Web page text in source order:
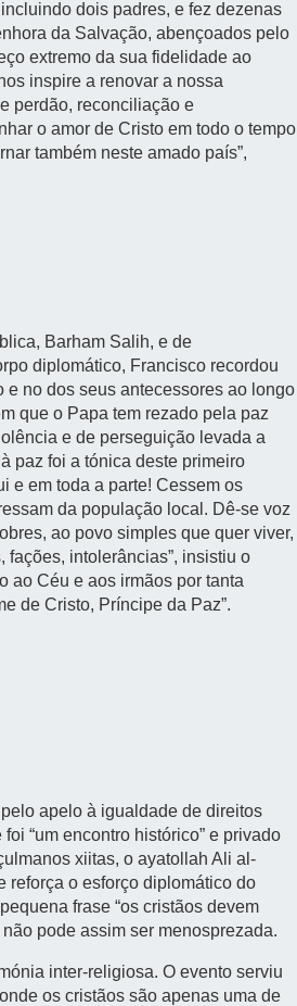
dois padres, e fez dezenas
da Salvação, abençoados pelo
extremo da sua fidelidade ao
inspire a renovar a nossa
perdão, reconciliação e
o amor de Cristo em todo o tempo
também neste amado país”,
Barham Salih, e de
diplomático, Francisco recordou
no dos seus antecessores ao longo
que o Papa tem rezado pela paz
e de perseguição levada a
paz foi a tónica deste primeiro
e em toda a parte! Cessem os
da população local. Dê-se voz
ao povo simples que quer viver,
fações, intolerâncias”, insistiu o
ao Céu e aos irmãos por tanta
de Cristo, Príncipe da Paz”.
apelo à igualdade de direitos
“um encontro histórico” e privado
xiitas, o ayatollah Ali al-
reforça o esforço diplomático do
frase “os cristãos devem
pode assim ser menosprezada.
inter-religiosa. O evento serviu
os cristãos são apenas uma de